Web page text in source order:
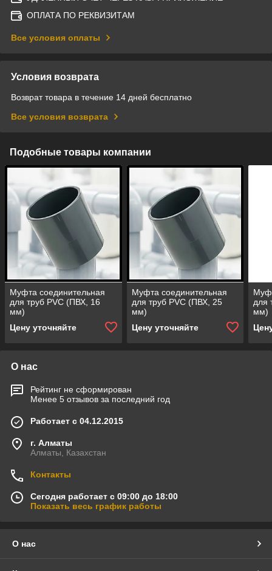
ОПЛАТА ПО РЕКВИЗИТАМ
Все условия оплаты
Условия возврата
Возврат товара в течение 14 дней бесплатно
Все условия возврата
Подобные товары компании
Муфта соединительная
для труб PVC (ПВХ, 16
мм)
Цену уточняйте
Муфта соединительная
для труб PVC (ПВХ, 25
мм)
Цену уточняйте
для
мм)
О нас
Рейтинг не сформирован
Менее 5 отзывов за последний год
Работает с 04.12.2015
г. Алматы
Алматы, Казахстан
Контакты
Сегодня работает с 09:00 до 18:00
Показать весь график работы
О нас